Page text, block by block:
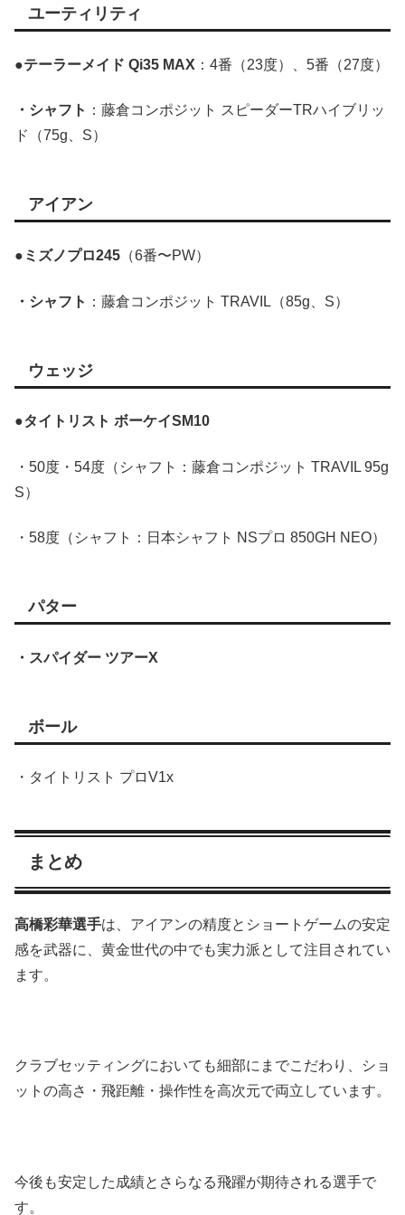
ユーティリティ
●テーラーメイド Qi35 MAX ：4番（23度）、5番（27度）
・シャフト ：藤倉コンポジット スピーダーTRハイブリッ
ド（75g、S）
アイアン
●ミズノプロ245 （6番〜PW）
・シャフト ：藤倉コンポジット TRAVIL（85g、S）
ウェッジ
●タイトリスト ボーケイSM10
・50度・54度（シャフト：藤倉コンポジット TRAVIL 95g
S）
・58度（シャフト：日本シャフト NSプロ 850GH NEO）
パター
・スパイダー ツアーX
ボール
・タイトリスト プロV1x
まとめ
高橋彩華選手は、アイアンの精度とショートゲームの安定
感を武器に、黄金世代の中でも実力派として注目されてい
ます。
クラブセッティングにおいても細部にまでこだわり、ショ
ットの高さ・飛距離・操作性を高次元で両立しています。
今後も安定した成績とさらなる飛躍が期待される選手で
す。